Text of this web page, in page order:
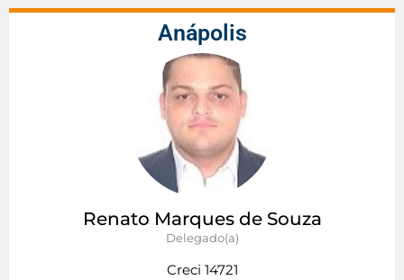
Anápolis
Renato Marques de Souza
Delegado(a)
Creci 14721